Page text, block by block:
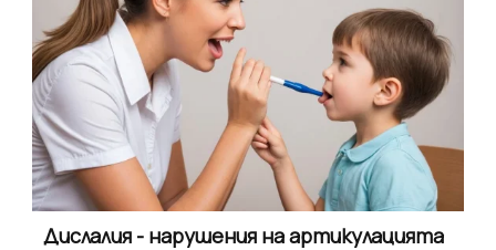
Дислалия - нарушения на артикулацията